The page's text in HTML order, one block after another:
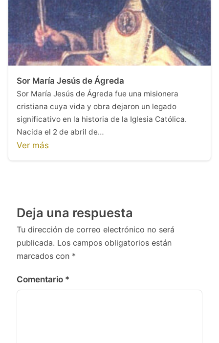
Sor María Jesús de Ágreda
Sor María Jesús de Ágreda fue una misionera
cristiana cuya vida y obra dejaron un legado
significativo en la historia de la Iglesia Católica.
Nacida el 2 de abril de…
Ver más
Deja una respuesta
Tu dirección de correo electrónico no será
publicada. Los campos obligatorios están
marcados con *
Comentario *